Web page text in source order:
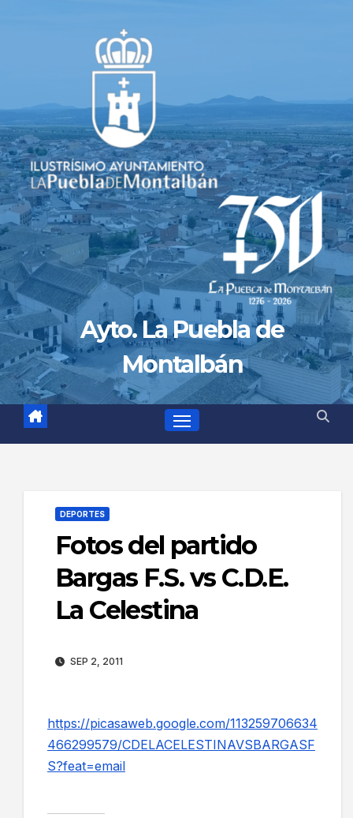
Ayto. La Puebla de
Montalbán
DEPORTES
Fotos del partido
Bargas F.S. vs C.D.E.
La Celestina
SEP 2, 2011
https://picasaweb.google.com/113259706634
466299579/CDELACELESTINAVSBARGASF
S?feat=email